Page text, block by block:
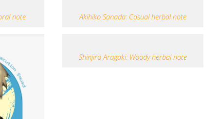
note Akihiko Sanada: Casual herbal note
Shinjiro Aragaki: Woody herbal note